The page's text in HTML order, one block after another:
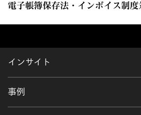
電子帳簿保存法・インボイス制
インサイト
事例